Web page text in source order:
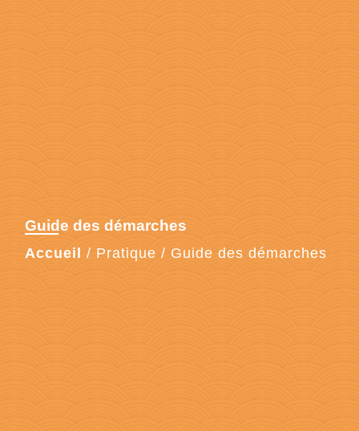
Guide des démarches
Accueil / Pratique / Guide des démarches